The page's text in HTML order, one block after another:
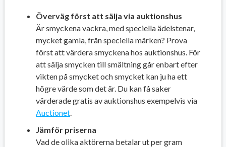
Överväg först att sälja via auktionshus
Är smyckena vackra, med speciella ädelstenar,
mycket gamla, från speciella märken? Prova
först att värdera smyckena hos auktionshus. För
att sälja smycken till smältning går enbart efter
vikten på smycket och smycket kan ju ha ett
högre värde som det är. Du kan få saker
värderade gratis av auktionshus exempelvis via
Auctionet.
Jämför priserna
Vad de olika aktörerna betalar ut per gram